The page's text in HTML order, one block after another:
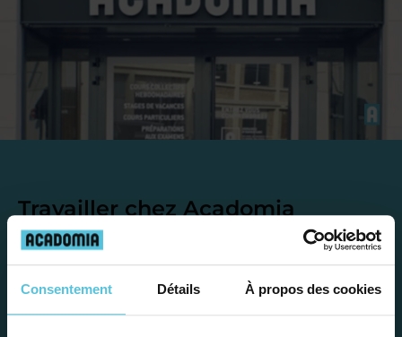
Consentement Détails À propos des cookies
Travailler chez Acadomia
présente de
avantages